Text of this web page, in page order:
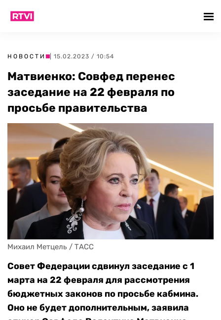
НОВОСТИ | 15.02.2023 / 10:54
Матвиенко: Совфед перенес
заседание на 22 февраля по
просьбе правительства
Михаил Метцель / ТАСС
Совет Федерации сдвинул заседание с 1
марта на 22 февраля для рассмотрения
бюджетных законов по просьбе кабмина.
Оно не будет дополнительным, заявила